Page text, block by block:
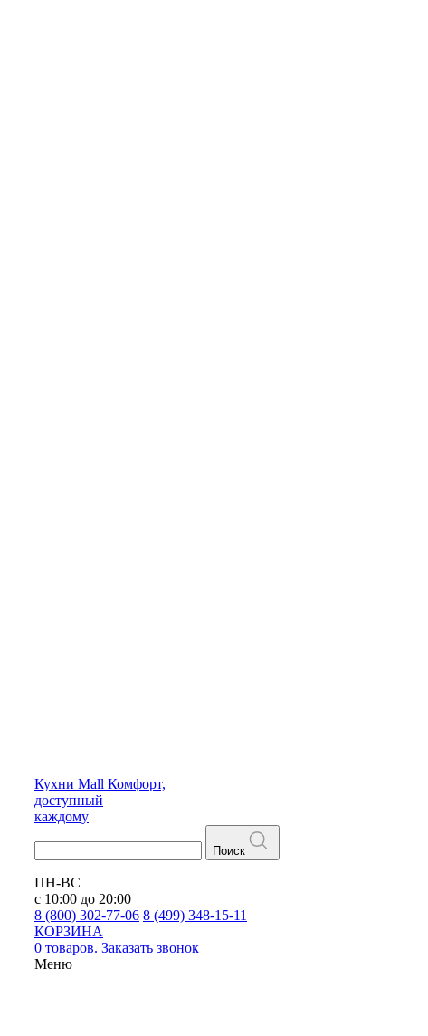
Кухни Mall Комфорт,
доступный
каждому
Поиск
ПН-ВС
с 10:00 до 20:00
8 (800) 302-77-06 8 (499) 348-15-11
КОРЗИНА
0 товаров. Заказать звонок
Меню